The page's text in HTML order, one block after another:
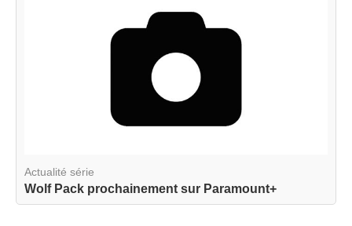
Actualité série
Wolf Pack prochainement sur Paramount+